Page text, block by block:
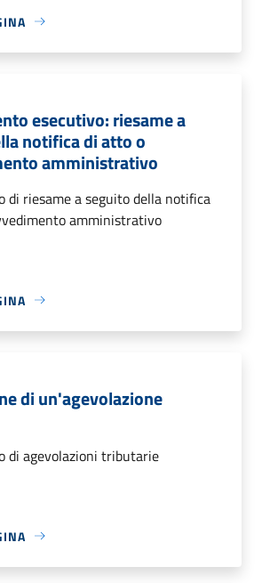
esecutivo: riesame a
notifica di atto o
amministrativo
di riesame a seguito della notifica
amministrativo
di un'agevolazione
di agevolazioni tributarie